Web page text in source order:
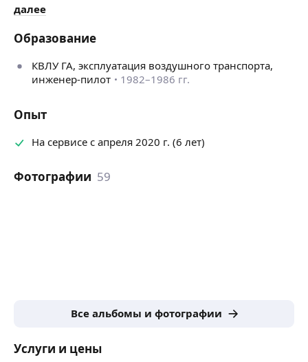
L-garage — небольшой автосервис полного цикла.
оборудования и инструмента для слесарного
стапелем «Miniitalbench» и итальянской покрасочной
камерой «Saiko». Выполняют ремонт опытные мастера
станциях. Владеем PDR технологиями (удаление
даём гарантию.
далее
Образование
КВЛУ ГА, эксплуатация воздушного транспорта,
инженер-пилот
1982–1986 гг.
Опыт
На сервисе с апреля 2020 г. (6 лет)
Фотографии 59
Все альбомы и фотографии
Услуги и цены